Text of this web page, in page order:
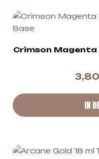
Crimson Magenta
3,80
IN